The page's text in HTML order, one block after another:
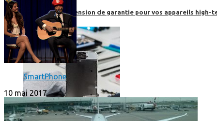
Prendre une extension de garantie pour vos appareils high-
SmartPhone
10 mai 2017